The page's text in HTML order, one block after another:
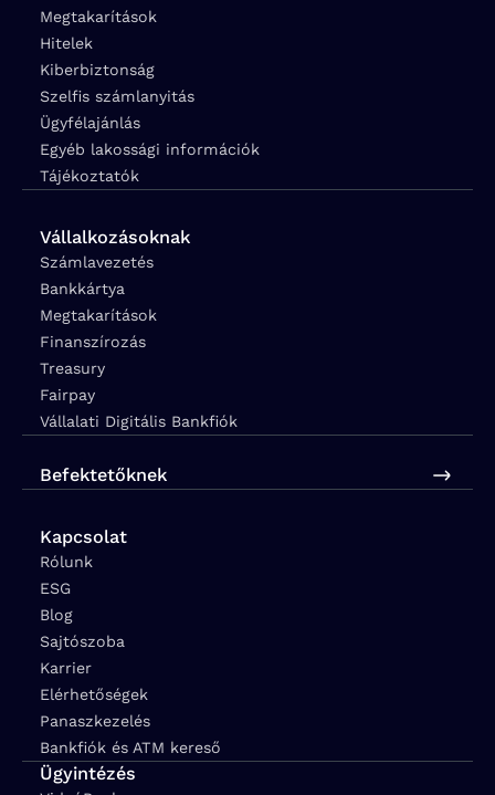
Megtakarítások
Hitelek
Kiberbiztonság
Szelfis számlanyitás
Ügyfélajánlás
Egyéb lakossági információk
Tájékoztatók
Vállalkozásoknak
Számlavezetés
Bankkártya
Megtakarítások
Finanszírozás
Treasury
Fairpay
Vállalati Digitális Bankfiók
Befektetőknek
Kapcsolat
Rólunk
ESG
Blog
Sajtószoba
Karrier
Elérhetőségek
Panaszkezelés
Bankfiók és ATM kereső
Ügyintézés